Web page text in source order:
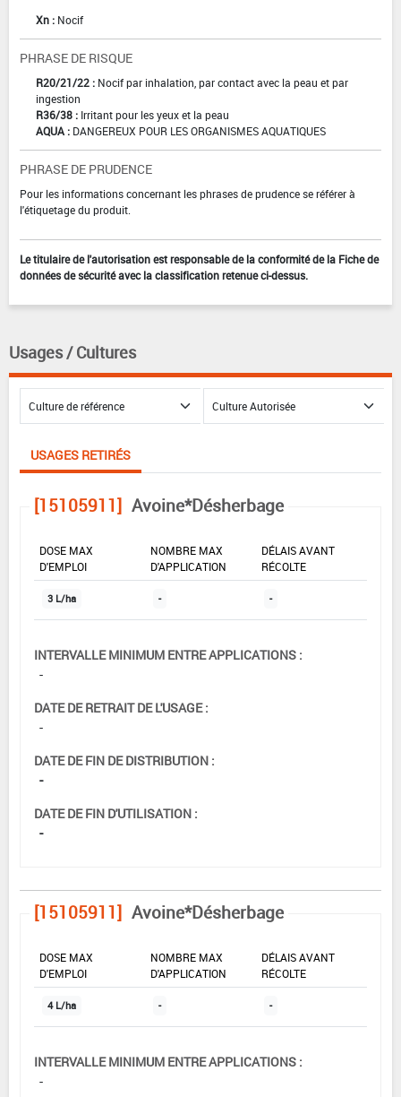
Xn : Nocif
PHRASE DE RISQUE
R20/21/22 : Nocif par inhalation, par contact avec la peau et par
ingestion
R36/38 : Irritant pour les yeux et la peau
AQUA : DANGEREUX POUR LES ORGANISMES AQUATIQUES
PHRASE DE PRUDENCE
Pour les informations concernant les phrases de prudence se référer à
l'étiquetage du produit.
Le titulaire de l'autorisation est responsable de la conformité de la Fiche de
données de sécurité avec la classification retenue ci-dessus.
Usages / Cultures
USAGES RETIRÉS
[15105911] Avoine*Désherbage
DOSE MAX
D'EMPLOI
NOMBRE MAX
D'APPLICATION
DÉLAIS AVANT
RÉCOLTE
3 L/ha - -
INTERVALLE MINIMUM ENTRE APPLICATIONS :
-
DATE DE RETRAIT DE L'USAGE :
-
DATE DE FIN DE DISTRIBUTION :
-
DATE DE FIN D'UTILISATION :
-
[15105911] Avoine*Désherbage
DOSE MAX
D'EMPLOI
NOMBRE MAX
D'APPLICATION
DÉLAIS AVANT
RÉCOLTE
4 L/ha - -
INTERVALLE MINIMUM ENTRE APPLICATIONS :
-